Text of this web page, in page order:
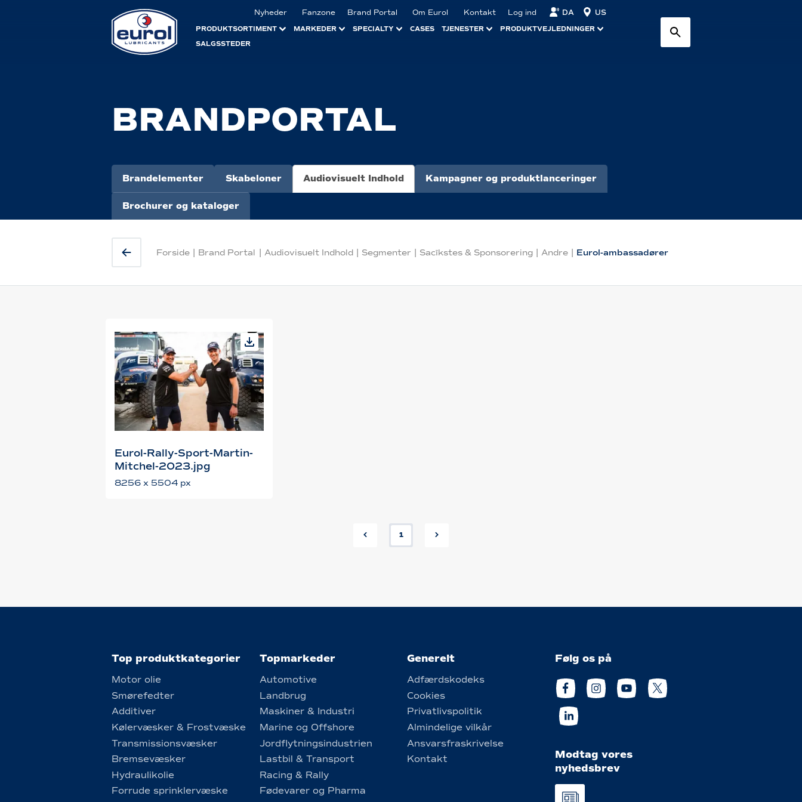
Nyheder Fanzone Brand Portal Om Eurol Kontakt Log ind DA US
PRODUKTSORTIMENT MARKEDER SPECIALTY CASES TJENESTER
PRODUKTVEJLEDNINGER
SALGSSTEDER
BRANDPORTAL
Brandelementer Skabeloner Audiovisuelt Indhold Kampagner og produktlanceringer
Brochurer og kataloger
Forside Brand Portal Audiovisuelt Indhold Segmenter Sacīkstes & Sponsorering Andre Eurol-ambassadører
Eurol-Rally-Sport-Martin-
Mitchel-2023.jpg
8256 x 5504 px
1
Top produktkategorier
Motor olie
Smørefedter
Additiver
Kølervæsker & Frostvæske
Transmissionsvæsker
Bremsevæsker
Hydraulikolie
Forrude sprinklervæske
Topmarkeder
Automotive
Landbrug
Maskiner & Industri
Marine og Offshore
Jordflytningsindustrien
Lastbil & Transport
Racing & Rally
Fødevarer og Pharma
Generelt
Adfærdskodeks
Cookies
Privatlivspolitik
Almindelige vilkår
Ansvarsfraskrivelse
Kontakt
Følg os på
Modtag vores
nyhedsbrev